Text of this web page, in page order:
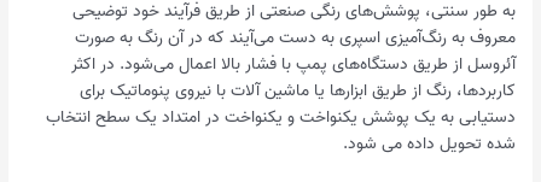
به طور سنتی، پوشش‌های رنگی صنعتی از طریق فرآیند خود توضیحی
معروف به رنگ‌آمیزی اسپری به دست می‌آیند که در آن رنگ به صورت
آئروسل از طریق دستگاه‌های پمپ با فشار بالا اعمال می‌شود. در اکثر
کاربردها، رنگ از طریق ابزارها یا ماشین آلات با نیروی پنوماتیک برای
دستیابی به یک پوشش یکنواخت و یکنواخت در امتداد یک سطح انتخاب
شده تحویل داده می شود.